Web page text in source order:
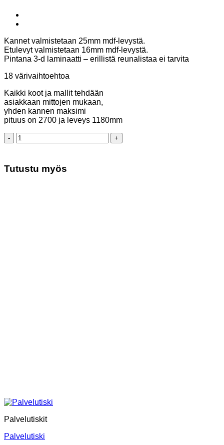
Kannet valmistetaan 25mm mdf-levystä.
Etulevyt valmistetaan 16mm mdf-levystä.
Pintana 3-d laminaatti – erillistä reunalistaa ei tarvita
18 värivaihtoehtoa
Kaikki koot ja mallit tehdään
asiakkaan mittojen mukaan,
yhden kannen maksimi
pituus on 2700 ja leveys 1180mm
Palvelutiski
määrä
Tutustu myös
Palvelutiskit
Palvelutiski